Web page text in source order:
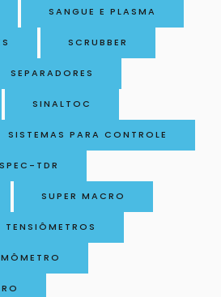
SANGUE E PLASMA
SCRUBBER
SEPARADORES
SINALTOC
SISTEMAS PARA CONTROLE
SPEC-TDR
SUPER MACRO
TENSIÔMETROS